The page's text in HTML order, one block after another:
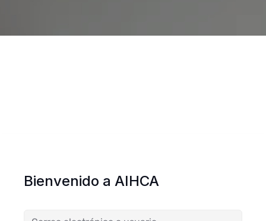
Bienvenido a AIHCA